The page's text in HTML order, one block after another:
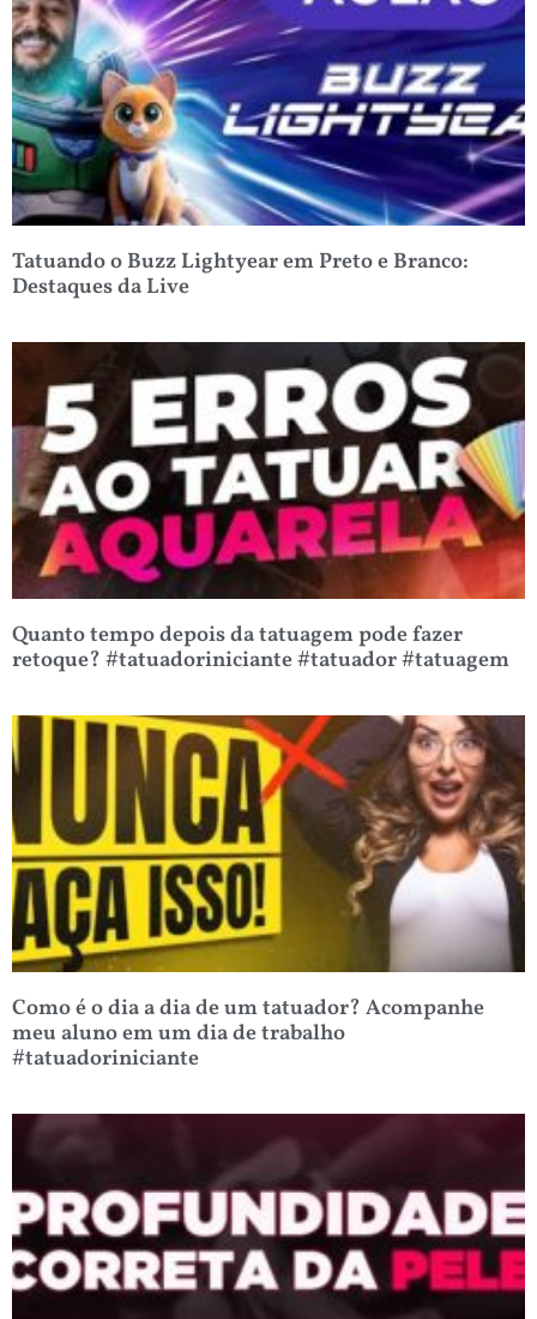
Tatuando o Buzz Lightyear em Preto e Branco:
Destaques da Live
Quanto tempo depois da tatuagem pode fazer
retoque? #tatuadoriniciante #tatuador #tatuagem
Como é o dia a dia de um tatuador? Acompanhe
meu aluno em um dia de trabalho
#tatuadoriniciante